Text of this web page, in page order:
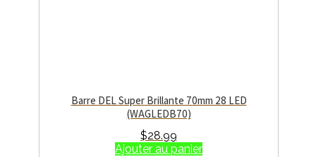
Barre DEL Super Brillante 70mm 28 LED
(WAGLEDB70)
$28.99
Ajouter au panier